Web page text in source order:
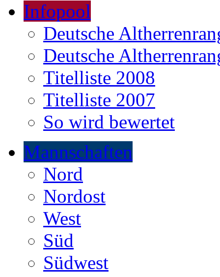
Infopool
Deutsche
Deutsche
Titelliste 2008
Titelliste 2007
So wird bewertet
Mannschaften
Nord
Nordost
West
Süd
Südwest